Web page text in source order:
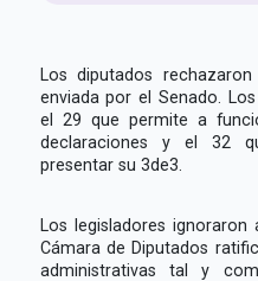
Los diputados
enviada por el Senado.
el 29 que permite a
declaraciones y el 32
presentar su 3de3.
Los legisladores
Cámara de Diputados
administrativas tal y